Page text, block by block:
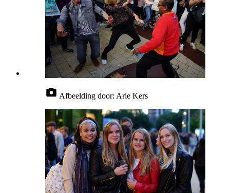
Afbeelding door: Arie Kers